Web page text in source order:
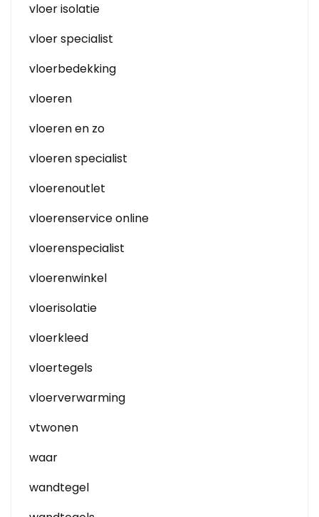
vloer isolatie
vloer specialist
vloerbedekking
vloeren
vloeren en zo
vloeren specialist
vloerenoutlet
vloerenservice online
vloerenspecialist
vloerenwinkel
vloerisolatie
vloerkleed
vloertegels
vloerverwarming
vtwonen
waar
wandtegel